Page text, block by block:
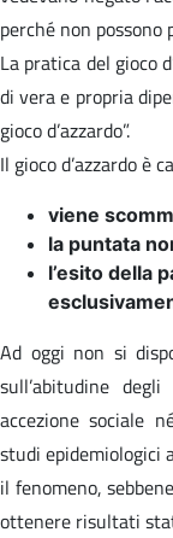
perché non possono
La pratica del gioco
di vera e propria
gioco d’azzardo”.
Il gioco d’azzardo è
viene
la puntata
l’esito della
Ad oggi non si
sull’abitudine
accezione sociale
studi epidemiologici
il fenomeno,
ottenere risultati